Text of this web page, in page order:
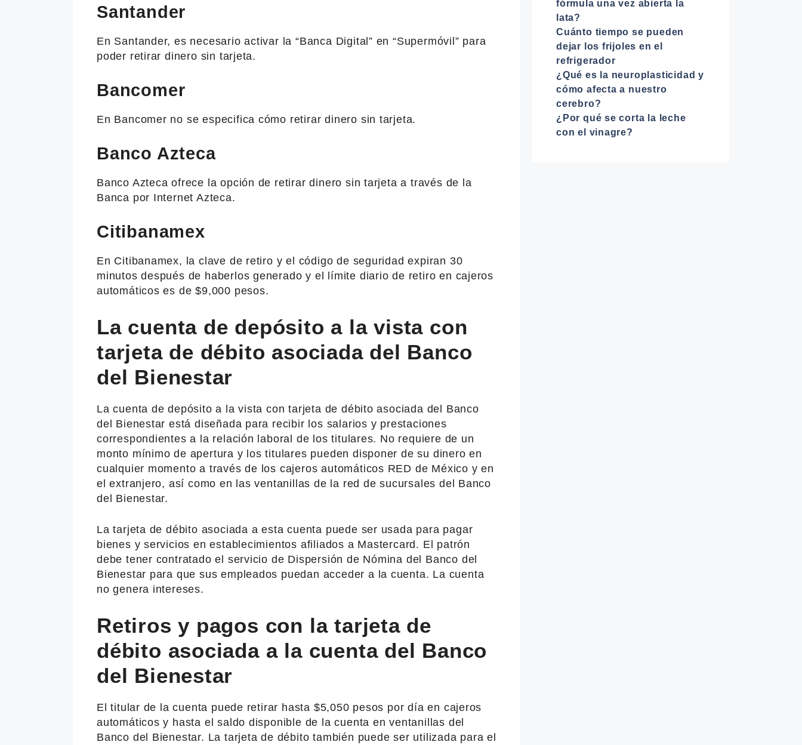
Santander
En Santander, es necesario activar la “Banca Digital” en “Supermóvil” para
poder retirar dinero sin tarjeta.
Bancomer
En Bancomer no se especifica cómo retirar dinero sin tarjeta.
Banco Azteca
Banco Azteca ofrece la opción de retirar dinero sin tarjeta a través de la
Banca por Internet Azteca.
Citibanamex
En Citibanamex, la clave de retiro y el código de seguridad expiran 30
minutos después de haberlos generado y el límite diario de retiro en cajeros
automáticos es de $9,000 pesos.
La cuenta de depósito a la vista con
tarjeta de débito asociada del Banco
del Bienestar
La cuenta de depósito a la vista con tarjeta de débito asociada del Banco
del Bienestar está diseñada para recibir los salarios y prestaciones
correspondientes a la relación laboral de los titulares. No requiere de un
monto mínimo de apertura y los titulares pueden disponer de su dinero en
cualquier momento a través de los cajeros automáticos RED de México y en
el extranjero, así como en las ventanillas de la red de sucursales del Banco
del Bienestar.
La tarjeta de débito asociada a esta cuenta puede ser usada para pagar
bienes y servicios en establecimientos afiliados a Mastercard. El patrón
debe tener contratado el servicio de Dispersión de Nómina del Banco del
Bienestar para que sus empleados puedan acceder a la cuenta. La cuenta
no genera intereses.
Retiros y pagos con la tarjeta de
débito asociada a la cuenta del Banco
del Bienestar
El titular de la cuenta puede retirar hasta $5,050 pesos por día en cajeros
automáticos y hasta el saldo disponible de la cuenta en ventanillas del
Banco del Bienestar. La tarjeta de débito también puede ser utilizada para el
fórmula una vez abierta la
lata?
Cuánto tiempo se pueden
dejar los frijoles en el
refrigerador
¿Qué es la neuroplasticidad y
cómo afecta a nuestro
cerebro?
¿Por qué se corta la leche
con el vinagre?